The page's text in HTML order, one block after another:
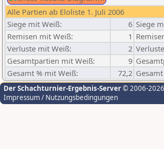
Alle Partien ab Eloliste 1. Juli 2006
Siege mit Weiß:
6 Siege
Remisen mit Weiß:
1
Verluste mit Weiß:
2
Gesamtpartien mit Weiß:
9
Gesamt % mit Weiß:
72,2
Der Schachturnier-Ergebnis-Server© 2006-
Impressum / Nutzungsbedingungen